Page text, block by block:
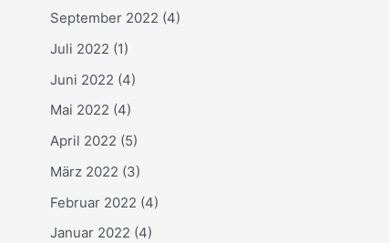
September 2022 (4)
Juli 2022 (1)
Juni 2022 (4)
Mai 2022 (4)
April 2022 (5)
März 2022 (3)
Februar 2022 (4)
Januar 2022 (4)